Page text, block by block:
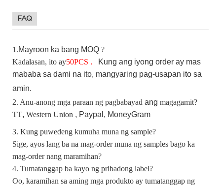
FAQ
1.Mayroon ka bang MOQ ?
Kadalasan, ito ay50PCS . Kung ang iyong order ay mas
mababa sa dami na ito, mangyaring pag-usapan ito sa
amin.
2. Anu-anong mga paraan ng pagbabayad ang magagamit?
TT, Western Union , Paypal, MoneyGram
3. Kung puwedeng kumuha muna ng sample?
Sige, ayos lang ba na mag-order muna ng samples bago ka
mag-order nang maramihan?
4. Tumatanggap ba kayo ng pribadong label?
Oo, karamihan sa aming mga produkto ay tumatanggap ng